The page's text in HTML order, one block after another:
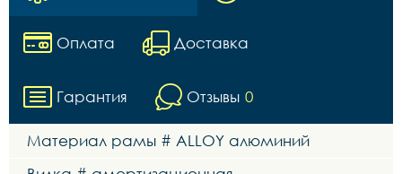
Оплата Доставка
Гарантия Отзывы 0
Материал рамы # ALLOY алюминий